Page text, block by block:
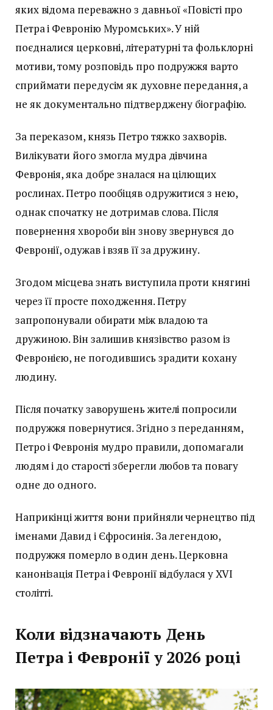
яких відома переважно з давньої «Повісті про
Петра і Февронію Муромських». У ній
поєдналися церковні, літературні та фольклорні
мотиви, тому розповідь про подружжя варто
сприймати передусім як духовне передання, а
не як документально підтверджену біографію.
За переказом, князь Петро тяжко захворів.
Вилікувати його змогла мудра дівчина
Февронія, яка добре зналася на цілющих
рослинах. Петро пообіцяв одружитися з нею,
однак спочатку не дотримав слова. Після
повернення хвороби він знову звернувся до
Февронії, одужав і взяв її за дружину.
Згодом місцева знать виступила проти княгині
через її просте походження. Петру
запропонували обирати між владою та
дружиною. Він залишив князівство разом із
Февронією, не погодившись зрадити кохану
людину.
Після початку заворушень жителі попросили
подружжя повернутися. Згідно з переданням,
Петро і Февронія мудро правили, допомагали
людям і до старості зберегли любов та повагу
одне до одного.
Наприкінці життя вони прийняли чернецтво під
іменами Давид і Єфросинія. За легендою,
подружжя померло в один день. Церковна
канонізація Петра і Февронії відбулася у XVI
столітті.
Коли відзначають День
Петра і Февронії у 2026 році